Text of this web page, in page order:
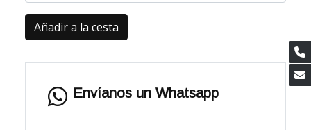
Añadir a la cesta
Envíanos un Whatsapp